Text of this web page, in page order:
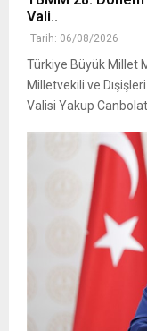
Vali..
Tarih: 06/08/2026
Türkiye Büyük Millet
Milletvekili ve
Valisi Yakup